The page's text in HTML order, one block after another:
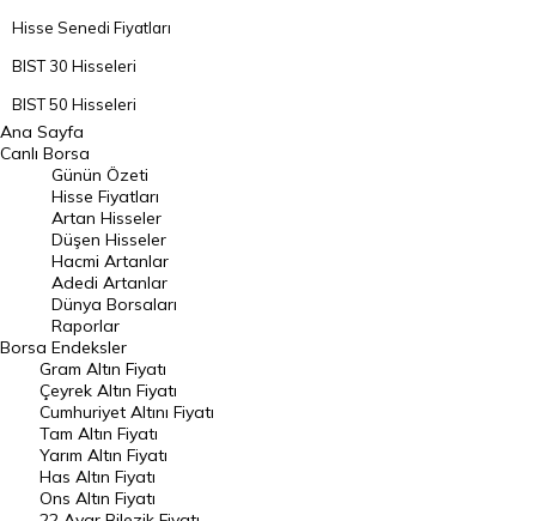
Hisse Senedi Fiyatları
BIST 30 Hisseleri
BIST 50 Hisseleri
BIST 100 Hisseleri
En Çok Artan Hisseler
En Çok Düşen Hisseler
Hacmi Artanlar
Geçmiş Kapanışlar
Dünya Borsaları
Raporlar
Endeksler
DÖVİZ
Döviz Kuru
Ana Sayfa
Canlı Borsa
Borsa
Günün Özeti
Hisse Fiyatları
Artan Hisseler
Düşen Hisseler
Hacmi Artanlar
Adedi Artanlar
Dünya Borsaları
Raporlar
Endeksler
Gram Altın Fiyatı
Çeyrek Altın Fiyatı
Cumhuriyet Altını Fiyatı
Tam Altın Fiyatı
Yarım Altın Fiyatı
Has Altın Fiyatı
Ons Altın Fiyatı